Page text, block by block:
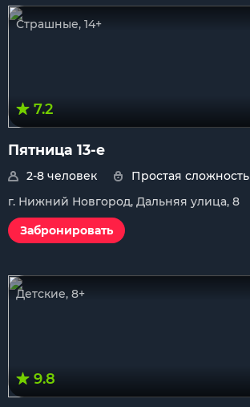
Страшные, 14+
7.2
Пятница 13-е
2-8 человек
Простая сложность
г. Нижний Новгород, Дальняя улица, 8
Забронировать
Детские, 8+
9.8